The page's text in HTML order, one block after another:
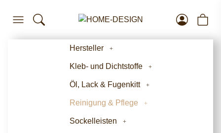
Hersteller
Kleb- und Dichtstoffe
Öl, Lack & Fugenkitt
Reinigung & Pflege
Sockelleisten